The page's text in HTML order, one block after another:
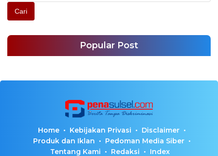
Cari
Popular Post
Home Kebijakan Privasi
Disclaimer
Produk dan Iklan
Pedoman Media Siber
Tentang Kami
Redaksi Index